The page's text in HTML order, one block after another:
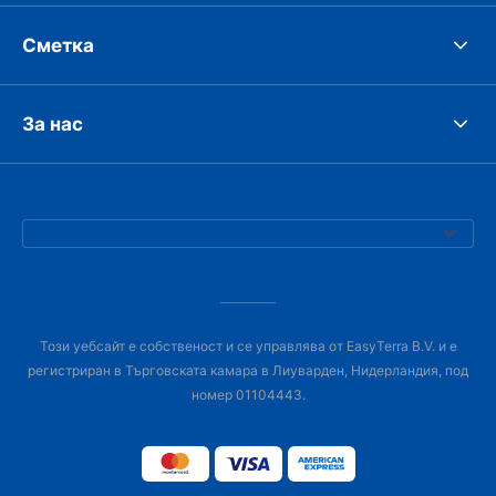
Сметка
За нас
Този уебсайт е собственост и се управлява от EasyTerra B.V. и е
регистриран в Търговската камара в Лиуварден, Нидерландия, под
номер 01104443.